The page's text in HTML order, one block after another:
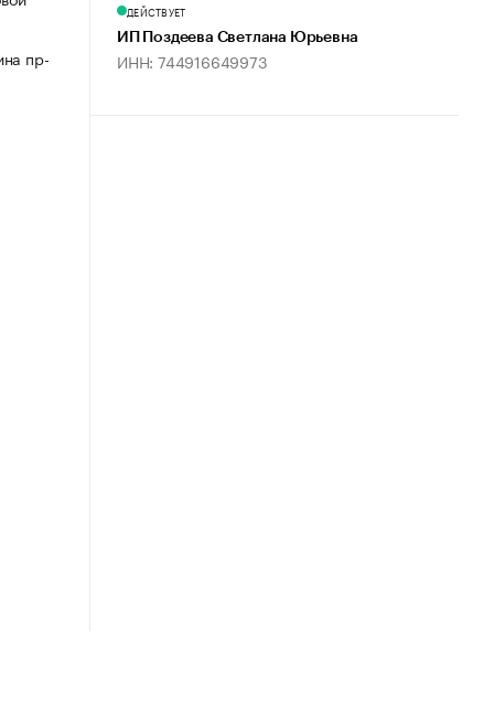
пр-
ДЕЙСТВУЕТ
ИП Поздеева Светлана Юрьевна
ИНН: 744916649973